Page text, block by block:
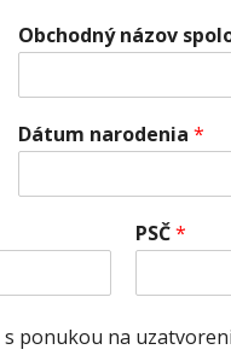
Obchodný názov
Dátum narodenia *
PSČ*
ponukou na